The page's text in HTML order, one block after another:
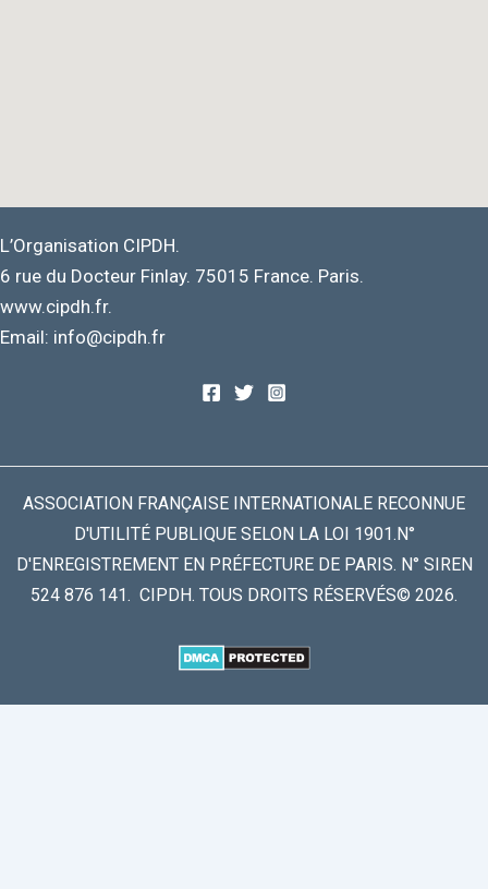
L’Organisation CIPDH.
6 rue du Docteur Finlay. 75015 France. Paris.
www.cipdh.fr.
Email: info@cipdh.fr
ASSOCIATION FRANÇAISE INTERNATIONALE RECONNUE
D'UTILITÉ PUBLIQUE SELON LA LOI 1901.N°
D'ENREGISTREMENT EN PRÉFECTURE DE PARIS. N° SIREN
524 876 141. CIPDH. TOUS DROITS RÉSERVÉS© 2026.